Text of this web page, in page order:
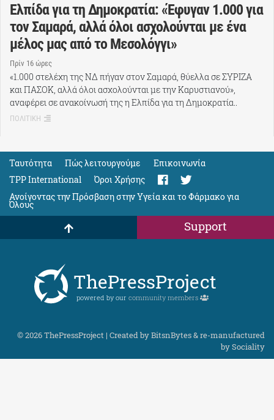
Ελπίδα για τη Δημοκρατία: «Έφυγαν 1.000 για
τον Σαμαρά, αλλά όλοι ασχολούνται με ένα
μέλος μας από το Μεσολόγγι»
Πρίν 16 ώρες
«1.000 στελέχη της ΝΔ πήγαν στον Σαμαρά, θύελλα σε ΣΥΡΙΖΑ
και ΠΑΣΟΚ, αλλά όλοι ασχολούνται με την Καρυστιανού»,
αναφέρει σε ανακοίνωσή της η Ελπίδα για τη Δημοκρατία..
ΠΟΛΙΤΙΚΗ
Ταυτότητα Πώς λειτουργούμε
Eπικοινωνία
TPP International
Όροι Χρήσης
Ανοίγοντας την Πρόσβαση στην Υγεία και το Φάρμακο για
Όλους
Support
ThePressProject
powered by our community members
© 2026 ThePressProject | Created by BitsnBytes & re-manufactured
bySociality